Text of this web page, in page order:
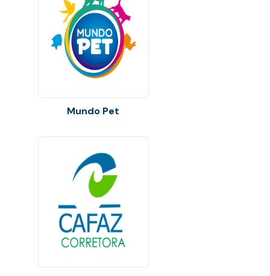
Mundo Pet